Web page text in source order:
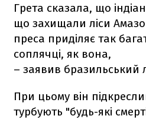
Грета сказала, що
що захищали ліси
преса приділяє так
соплячці, як вона,
​– заявив бразильський
При цьому він
турбують "будь-які